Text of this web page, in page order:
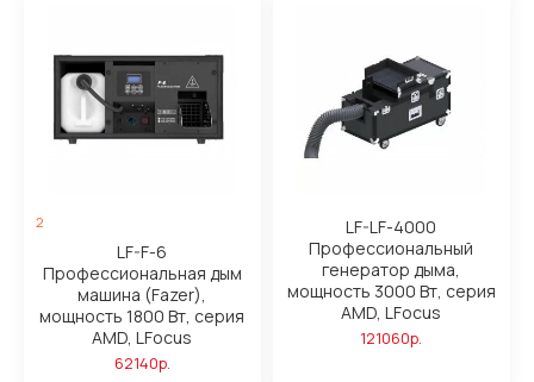
2
LF-F-6
Профессиональная дым
машина (Fazer),
мощность 1800 Вт, серия
AMD, LFocus
62140р.
LF-LF-4000
Профессиональный
генератор дыма,
мощность 3000 Вт, серия
AMD, LFocus
121060р.